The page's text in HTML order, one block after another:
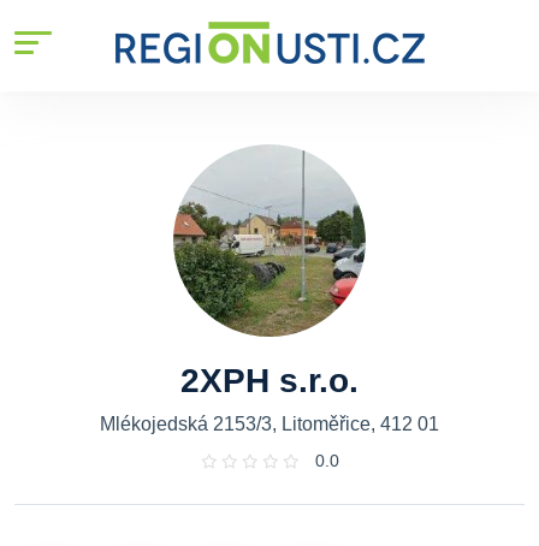
2XPH s.r.o.
Mlékojedská 2153/3, Litoměřice, 412 01
0.0